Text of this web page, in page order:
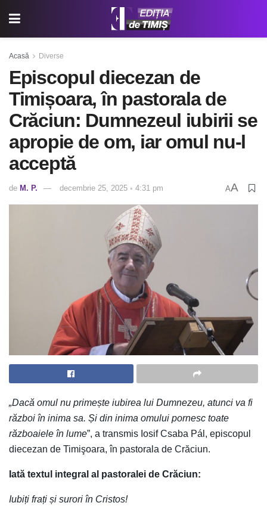
Acasă Diverse
Episcopul diecezan de
Timișoara, în pastorala de
Crăciun: Dumnezeul iubirii se
apropie de om, iar omul nu-l
acceptă
de M. P. decembrie 25, 2025 ◦ 4:31 pm AA
„Dacă omul nu primește iubirea lui Dumnezeu, atunci va fi
război în inima sa. Și din inima omului pornesc toate
războaiele în lume”, a transmis Iosif Csaba Pál, episcopul
diecezan de Timişoara, în pastorala de Crăciun.
Iată textul integral al pastoralei de Crăciun:
Iubiți frați și surori în Cristos!